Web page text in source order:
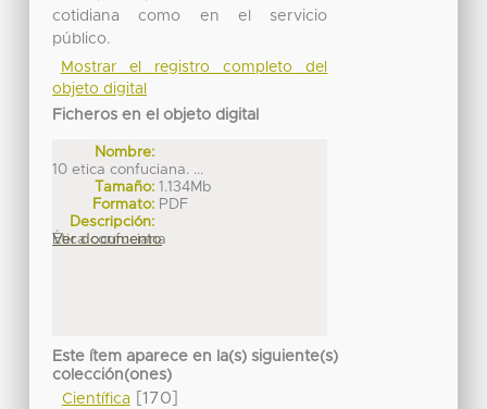
cotidiana como en el servicio
público.
Mostrar el registro completo del
objeto digital
Ficheros en el objeto digital
Nombre:
10 etica confuciana. ...
Tamaño: 1.134Mb
Formato: PDF
Descripción:
Ética confuciana
Ver documento
Este ítem aparece en la(s) siguiente(s)
colección(ones)
Científica[170]